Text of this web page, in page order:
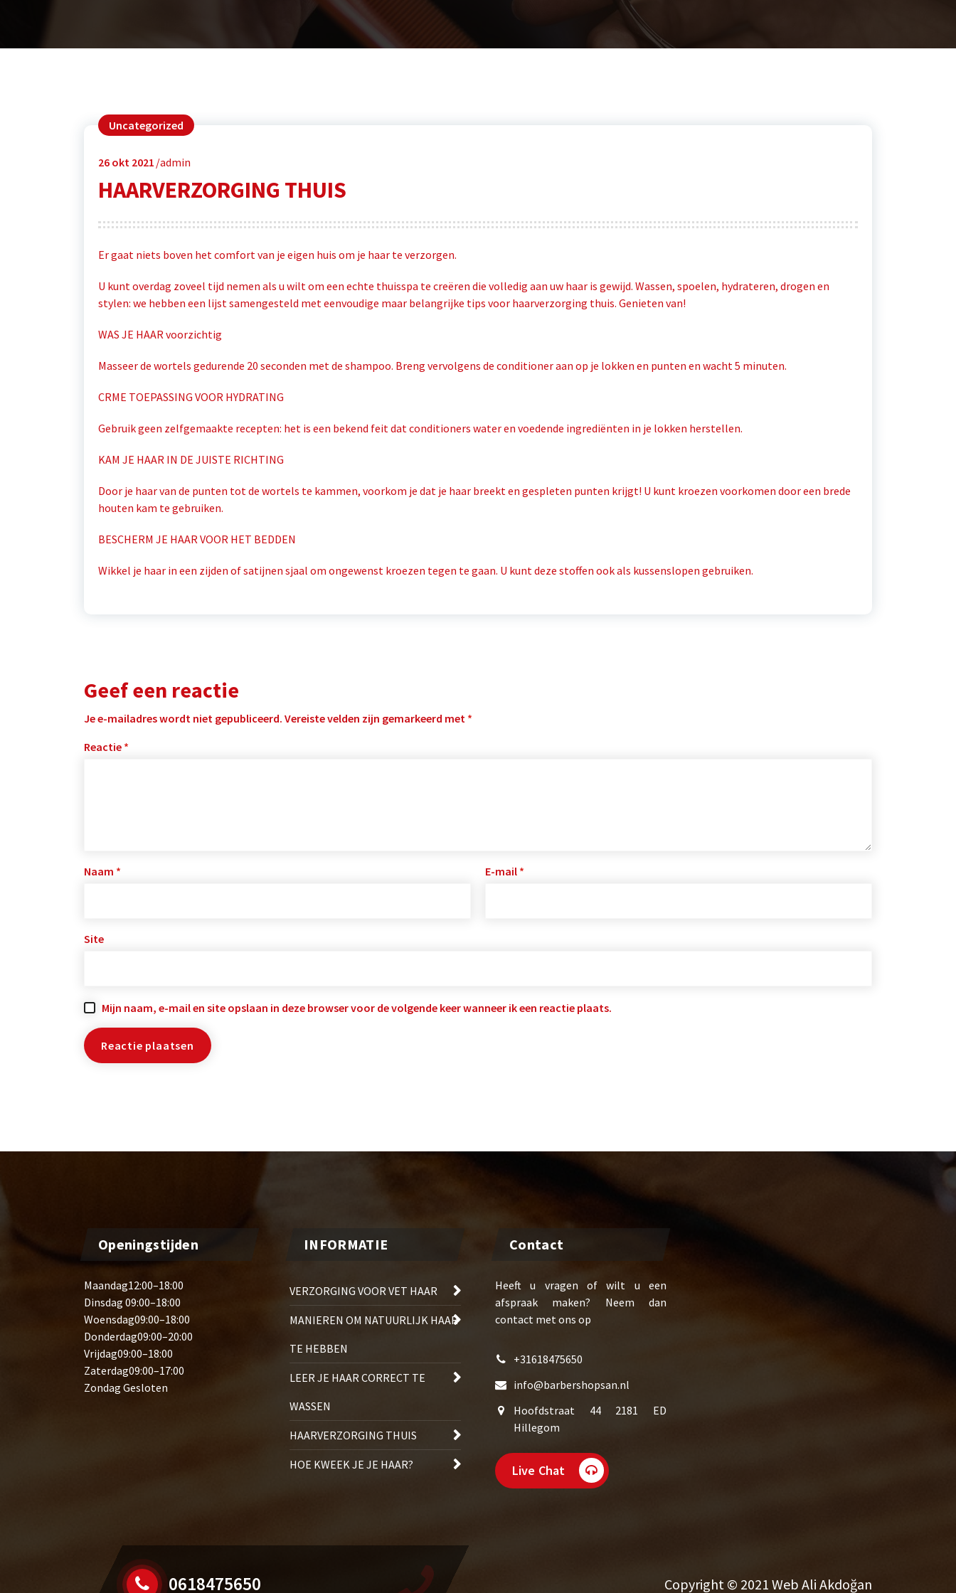
Uncategorized
26 okt 2021 admin
HAARVERZORGING THUIS
Er gaat niets boven het comfort van je eigen huis om je haar te verzorgen.
U kunt overdag zoveel tijd nemen als u wilt om een ​​echte thuisspa te creëren die volledig aan uw haar is gewijd. Wassen, spoelen, hydrateren, drogen en
stylen: we hebben een lijst samengesteld met eenvoudige maar belangrijke tips voor haarverzorging thuis. Genieten van!
WAS JE HAAR voorzichtig
Masseer de wortels gedurende 20 seconden met de shampoo. Breng vervolgens de conditioner aan op je lokken en punten en wacht 5 minuten.
CRME TOEPASSING VOOR HYDRATING
Gebruik geen zelfgemaakte recepten: het is een bekend feit dat conditioners water en voedende ingrediënten in je lokken herstellen.
KAM JE HAAR IN DE JUISTE RICHTING
Door je haar van de punten tot de wortels te kammen, voorkom je dat je haar breekt en gespleten punten krijgt! U kunt kroezen voorkomen door een brede
houten kam te gebruiken.
BESCHERM JE HAAR VOOR HET BEDDEN
Wikkel je haar in een zijden of satijnen sjaal om ongewenst kroezen tegen te gaan. U kunt deze stoffen ook als kussenslopen gebruiken.
Geef een reactie
Je e-mailadres wordt niet gepubliceerd. Vereiste velden zijn gemarkeerd met *
Reactie *
Naam * E-mail *
Site
Mijn naam, e-mail en site opslaan in deze browser voor de volgende keer wanneer ik een reactie plaats.
Openingstijden
Maandag12:00–18:00
Dinsdag 09:00–18:00
Woensdag09:00–18:00
Donderdag09:00–20:00
Vrijdag09:00–18:00
Zaterdag09:00–17:00
Zondag Gesloten
INFORMATIE
VERZORGING VOOR VET HAAR
MANIEREN OM NATUURLIJK HAAR
TE HEBBEN
LEER JE HAAR CORRECT TE
WASSEN
HAARVERZORGING THUIS
HOE KWEEK JE JE HAAR?
Contact
Heeft u vragen of wilt u een
afspraak maken? Neem dan
contact met ons op
+31618475650
info@barbershopsan.nl
Hoofdstraat 44 2181 ED
Hillegom
Live Chat
0618475650 Copyright © 2021 Web Ali Akdoğan